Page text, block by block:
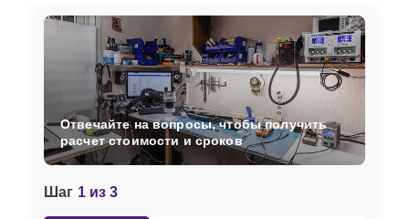
Шаг 1 из 3
Отвечайте на вопросы, чтобы получить
расчет стоимости и сроков